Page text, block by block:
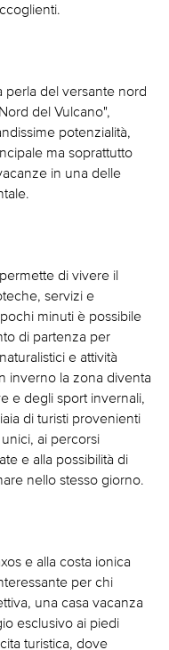
perla del versante nord
del Vulcano",
potenzialità,
ma soprattutto
in una delle
di vivere il
servizi e
minuti è possibile
di partenza per
e attività
inverno la zona diventa
e degli sport invernali,
di turisti provenienti
ai percorsi
e alla possibilità di
nello stesso giorno.
e alla costa ionica
per chi
una casa vacanza
esclusivo ai piedi
turistica, dove